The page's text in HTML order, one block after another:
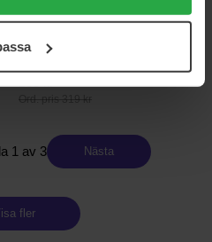
kan när som helst återkalla
Erborian
CC Water
288 kr
Ord. pris 319 kr
1 av 3 Nästa
fler